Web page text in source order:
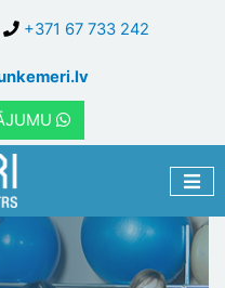
+371 67 733 242